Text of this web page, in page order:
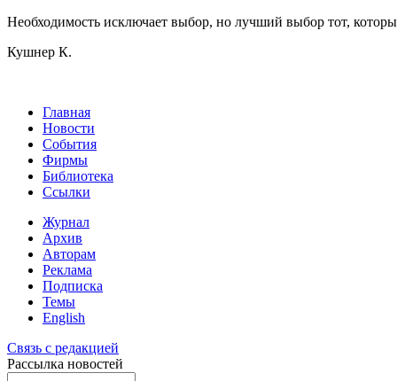
Необходимость исключает выбор, но лучший выбор тот,
Кушнер К.
Главная
Новости
События
Фирмы
Библиотека
Ссылки
Журнал
Архив
Авторам
Реклама
Подписка
Темы
English
Связь с редакцией
Рассылка новостей